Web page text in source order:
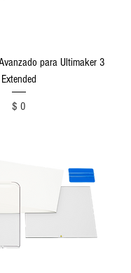
para Ultimaker 3
Extended
Precio
$ 0